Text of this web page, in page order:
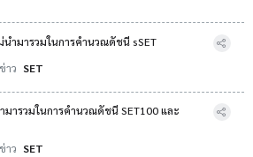
ำมารวมในการคำนวณดัชนี sSET
าว SET
ารวมในการคำนวณดัชนี SET100 และ
าว SET